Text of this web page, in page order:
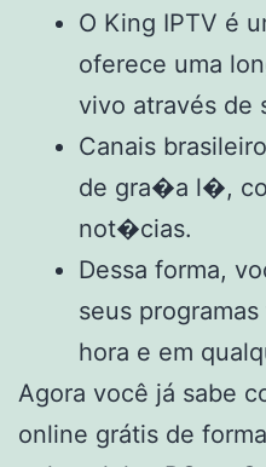
O King IPTV é
oferece uma
vivo através de
Canais
de gra�a l�,
not�cias.
Dessa forma,
seus
hora e em
Agora você já sabe
online grátis de